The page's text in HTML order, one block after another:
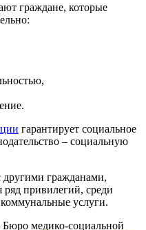
граждане, которые
гарантирует социальное
– социальную
гражданами,
ряд привилегий, среди
услуги.
Бюро медико-социальной